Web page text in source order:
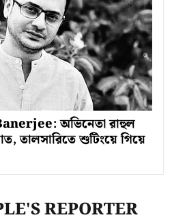
অভিনেতা রাহুল
তালসারিতে শুটিংয়ে গিয়ে
REPORTER